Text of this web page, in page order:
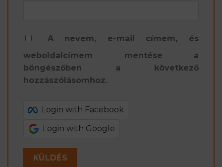
A nevem, e-mail címem, és
weboldalcímem mentése a
böngészőben a következő
hozzászólásomhoz.
Login with Facebook
Login with Google